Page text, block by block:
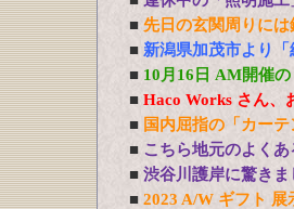
■ 先日の玄関周りには
■ 新潟県加茂市より
■ 10月16日 AM開催
■ Haco Works さん、
■ 国内屈指の「カー
■ こちら地元のよく
■ 渋谷川護岸に驚きま
■ 2023 A/W ギフト